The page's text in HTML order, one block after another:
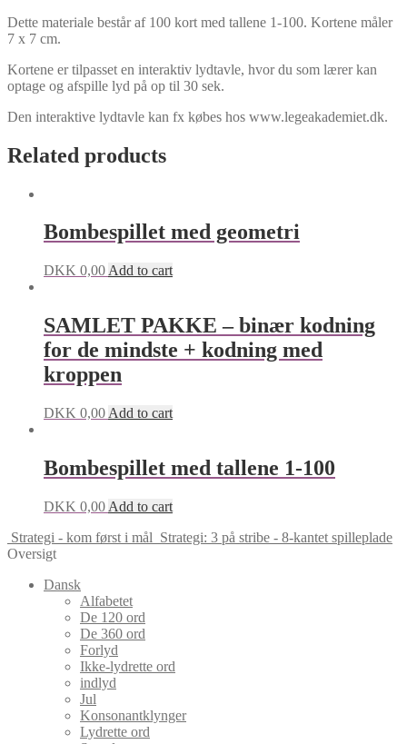
Dette materiale består af 100 kort med tallene 1-100. Kortene måler
7 x 7 cm.
Kortene er tilpasset en interaktiv lydtavle, hvor du som lærer kan
optage og afspille lyd på op til 30 sek.
Den interaktive lydtavle kan fx købes hos www.legeakademiet.dk.
Related products
Bombespillet med geometri
DKK 0,00 Add to cart
SAMLET PAKKE – binær kodning
for de mindste + kodning med
kroppen
DKK 0,00 Add to cart
Bombespillet med tallene 1-100
DKK 0,00 Add to cart
Strategi - kom først i mål Strategi: 3 på stribe - 8-kantet spilleplade
Oversigt
Dansk
Alfabetet
De 120 ord
De 360 ord
Forlyd
Ikke-lydrette ord
indlyd
Jul
Konsonantklynger
Lydrette ord